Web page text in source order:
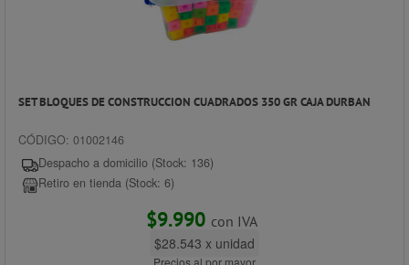
SET BLOQUES DE CONSTRUCCION CUADRADOS 350 GR CAJA DURBAN
CÓDIGO: 01002146
Despacho a domicilio (Stock: 136)
Retiro en tienda (Stock: 6)
$9.990 con IVA
$28.543 x unidad